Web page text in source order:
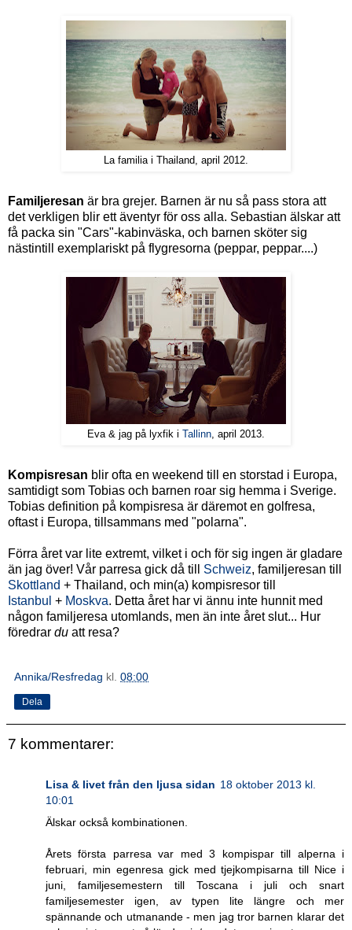
La familia i Thailand, april 2012.
Familjeresan är bra grejer. Barnen är nu så pass stora att
det verkligen blir ett äventyr för oss alla. Sebastian älskar att
få packa sin "Cars"-kabinväska, och barnen sköter sig
nästintill exemplariskt på flygresorna (peppar, peppar....)
Eva & jag på lyxfik i Tallinn, april 2013.
Kompisresan blir ofta en weekend till en storstad i Europa,
samtidigt som Tobias och barnen roar sig hemma i Sverige.
Tobias definition på kompisresa är däremot en golfresa,
oftast i Europa, tillsammans med "polarna".
Förra året var lite extremt, vilket i och för sig ingen är gladare
än jag över! Vår parresa gick då till Schweiz, familjeresan till
Skottland + Thailand, och min(a) kompisresor till
Istanbul + Moskva. Detta året har vi ännu inte hunnit med
någon familjeresa utomlands, men än inte året slut... Hur
föredrar du att resa?
Annika/Resfredag kl. 08:00
Dela
7 kommentarer:
Lisa & livet från den ljusa sidan 18 oktober 2013 kl.
10:01
Älskar också kombinationen.
Årets första parresa var med 3 kompispar till alperna i
februari, min egenresa gick med tjejkompisarna till Nice i
juni, familjesemestern till Toscana i juli och snart
familjesemester igen, av typen lite längre och mer
spännande och utmanande - men jag tror barnen klarar det